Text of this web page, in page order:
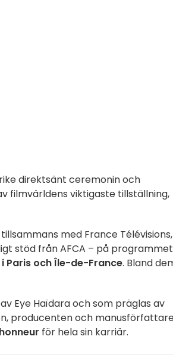
direktsänt ceremonin och
filmvärldens viktigaste tillställning,
med France Télévisions,
stöd från AFCA – på
Paris och Île-de-France. Bland
Eye Haïdara och som präglas av
producenten och
för hela sin karriär.